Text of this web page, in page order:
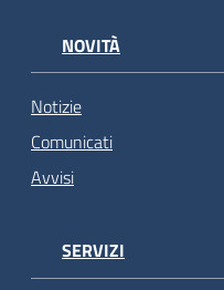
NOVITÀ
Notizie
Comunicati
Avvisi
SERVIZI